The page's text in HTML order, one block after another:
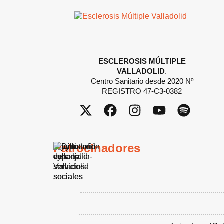
ESCLEROSIS MÚLTIPLE
VALLADOLID.
Centro Sanitario desde 2020 Nº
REGISTRO 47-C3-0382
Patrocinadores